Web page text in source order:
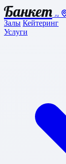
Банкет .ru
Залы Кейтеринг
Услуги